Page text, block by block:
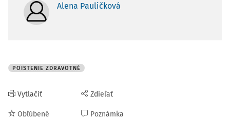
Alena Pauličková
POISTENIE ZDRAVOTNÉ
Vytlačiť
Obľúbené
Zdieľať
Poznámka